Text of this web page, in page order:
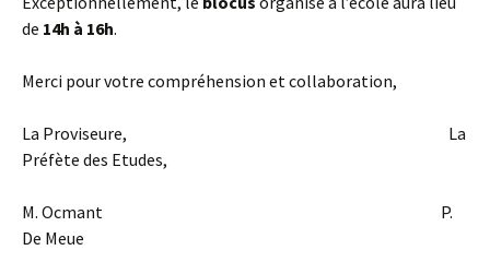
de 14h à 16h.
Merci pour votre compréhension et collaboration,
La Proviseure, La
Préfète des Etudes,
M. Ocmant P.
De Meue